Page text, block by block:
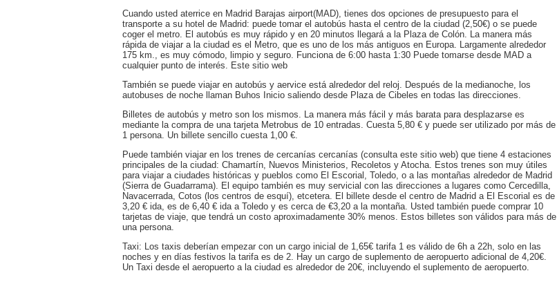
Cuando usted aterrice en Madrid Barajas airport(MAD), tienes dos opciones de presupuesto para el
transporte a su hotel de Madrid: puede tomar el autobús hasta el centro de la ciudad (2,50€) o se puede
coger el metro. El autobús es muy rápido y en 20 minutos llegará a la Plaza de Colón. La manera más
rápida de viajar a la ciudad es el Metro, que es uno de los más antiguos en Europa. Largamente alrededor
175 km., es muy cómodo, limpio y seguro. Funciona de 6:00 hasta 1:30 Puede tomarse desde MAD a
cualquier punto de interés. Este sitio web
También se puede viajar en autobús y aervice está alrededor del reloj. Después de la medianoche, los
autobuses de noche llaman Buhos Inicio saliendo desde Plaza de Cibeles en todas las direcciones.
Billetes de autobús y metro son los mismos. La manera más fácil y más barata para desplazarse es
mediante la compra de una tarjeta Metrobus de 10 entradas. Cuesta 5,80 € y puede ser utilizado por más de
1 persona. Un billete sencillo cuesta 1,00 €.
Puede también viajar en los trenes de cercanías cercanías (consulta este sitio web) que tiene 4 estaciones
principales de la ciudad: Chamartín, Nuevos Ministerios, Recoletos y Atocha. Estos trenes son muy útiles
para viajar a ciudades históricas y pueblos como El Escorial, Toledo, o a las montañas alrededor de Madrid
(Sierra de Guadarrama). El equipo también es muy servicial con las direcciones a lugares como Cercedilla,
Navacerrada, Cotos (los centros de esquí), etcetera. El billete desde el centro de Madrid a El Escorial es de
3,20 € ida, es de 6,40 € ida a Toledo y es cerca de €3,20 a la montaña. Usted también puede comprar 10
tarjetas de viaje, que tendrá un costo aproximadamente 30% menos. Estos billetes son válidos para más de
una persona.
Taxi: Los taxis deberían empezar con un cargo inicial de 1,65€ tarifa 1 es válido de 6h a 22h, solo en las
noches y en días festivos la tarifa es de 2. Hay un cargo de suplemento de aeropuerto adicional de 4,20€.
Un Taxi desde el aeropuerto a la ciudad es alrededor de 20€, incluyendo el suplemento de aeropuerto.